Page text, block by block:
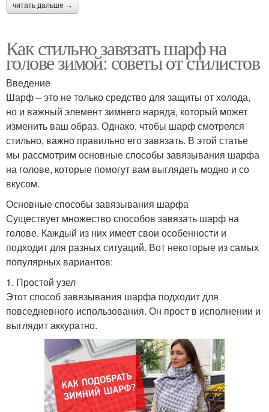
читать дальше →
Как стильно завязать шарф на
голове зимой: советы от стилистов
Введение
Шарф – это не только средство для защиты от холода,
но и важный элемент зимнего наряда, который может
изменить ваш образ. Однако, чтобы шарф смотрелся
стильно, важно правильно его завязать. В этой статье
мы рассмотрим основные способы завязывания шарфа
на голове, которые помогут вам выглядеть модно и со
вкусом.
Основные способы завязывания шарфа
Существует множество способов завязать шарф на
голове. Каждый из них имеет свои особенности и
подходит для разных ситуаций. Вот некоторые из самых
популярных вариантов:
1. Простой узел
Этот способ завязывания шарфа подходит для
повседневного использования. Он прост в исполнении и
выглядит аккуратно.